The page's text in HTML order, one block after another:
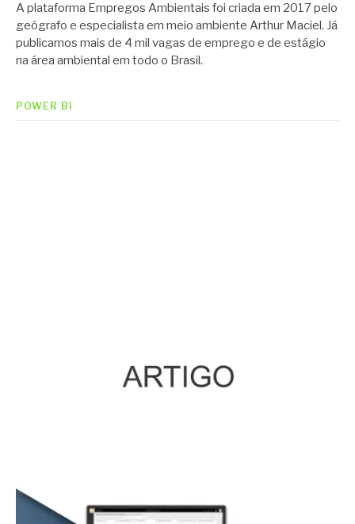
A plataforma Empregos Ambientais foi criada em 2017 pelo
geógrafo e especialista em meio ambiente Arthur Maciel. Já
publicamos mais de 4 mil vagas de emprego e de estágio
na área ambiental em todo o Brasil.
POWER BI